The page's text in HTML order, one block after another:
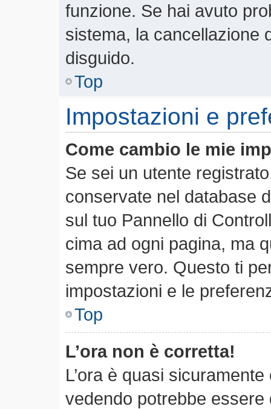
funzione. Se hai avuto
sistema, la cancellazione
disguido.
Top
Impostazioni e
Come cambio le mie
Se sei un utente
conservate nel database
sul tuo Pannello di
cima ad ogni pagina, ma
sempre vero. Questo ti
impostazioni e le
Top
L’ora non è corretta!
L’ora è quasi
vedendo potrebbe